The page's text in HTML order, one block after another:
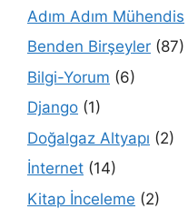
Adım Adım Mühendis
Benden Birşeyler (87)
Bilgi-Yorum (6)
Django (1)
Doğalgaz Altyapı (2)
İnternet (14)
Kitap İnceleme (2)